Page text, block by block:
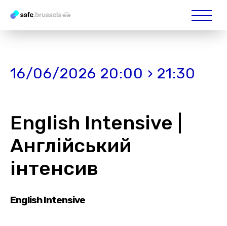
16/06/2026 20:00 › 21:30
English Intensive |
Англійський
інтенсив
English Intensive